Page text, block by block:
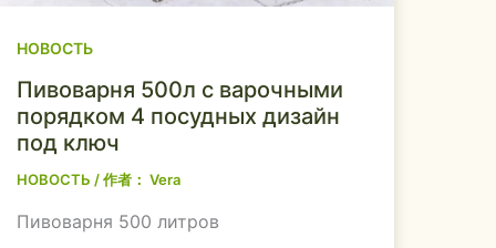
НОВОСТЬ
Пивоварня 500л с варочными
порядком 4 посудных дизайн
под ключ
НОВОСТЬ / 作者： Vera
Пивоварня 500 литров